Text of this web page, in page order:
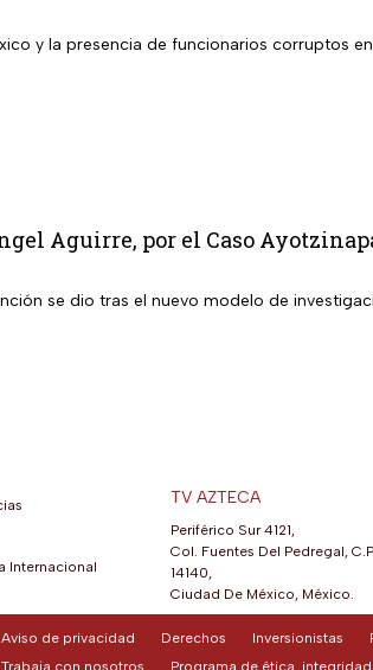
y la presencia de funcionarios corruptos
Aguirre, por el Caso
se dio tras el nuevo modelo de
Internacional
TV AZTECA
Periférico Sur 4121,
Col. Fuentes Del Pedregal,
14140,
Ciudad De México, México.
Aviso de privacidad Derechos Inversionistas
Trabaja con nosotros
Programa de ética,